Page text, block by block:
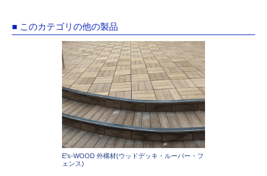
■ このカテゴリの他の製品
E's-WOOD 外構材(ウッドデッキ・ルーバー・フ
ェンス)